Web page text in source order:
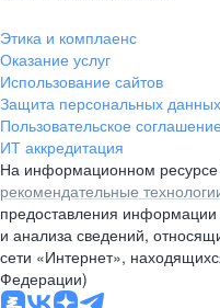
Этика и комплаенс
Оказание услуг
Использование сайтов
Защита персональных данных
Пользовательское соглашение
ИТ аккредитация
На информационном
рекомендательные
предоставления информации
и анализа сведений,
сети «Интернет»,
Федерации)